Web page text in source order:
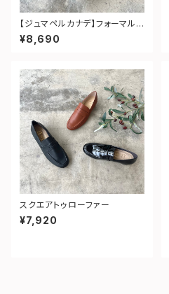
【ジュマペルカナデ】フォーマルス
クエアパンプス
¥8,690
スクエアトゥローファー
¥7,920